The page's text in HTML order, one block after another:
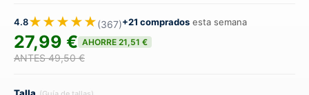
4.8★★★★★(367)+21 comprados esta semana
27,99 € AHORRE 21,51 €
ANTES 49,50 €